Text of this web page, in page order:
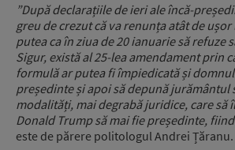
”După declarațiile de ieri ale încă-
greu de crezut că va renunța atât de
putea ca în ziua de 20 ianuarie să refuze
Sigur, există al 25-lea amendament prin
formulă ar putea fi împiedicată și
președinte și apoi să depună jurământul
modalități, mai degrabă juridice, care să
Donald Trump să mai fie președinte,
este de părere politologul Andrei Țăranu.